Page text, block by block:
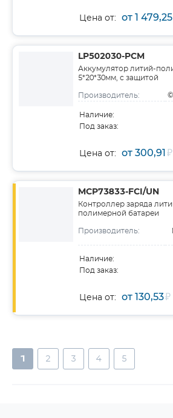
Цена от: от 1 479,25
LP502030-PCM
Аккумулятор литий-
5*20*30мм, с защитой
Производитель:
Наличие:
Под заказ:
Цена от: от 300,91₽
MCP73833-FCI/UN
Контроллер заряда
полимерной батареи
Производитель:
Наличие:
Под заказ:
Цена от: от 130,53₽
1 2 3 4 5